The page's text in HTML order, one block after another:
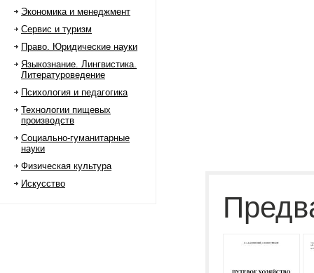
Экономика и менеджмент
Сервис и туризм
Право. Юридические науки
Языкознание. Лингвистика.
Литературоведение
Психология и педагогика
Технологии пищевых
производств
Социально-гуманитарные
науки
Физическая культура
Искусство